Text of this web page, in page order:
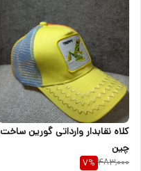
کلاه نقابدار وارداتی گورین ساخت
چین
483,000
7%